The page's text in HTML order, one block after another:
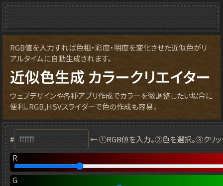
RGB値を入力すれば色相・彩度・明度を変化させた近似色がリ
アルタイムに自動生成されます。
近似色生成 カラークリエイター
ウェブデザインや各種アプリ作成でカラーを微調整したい場合に
便利。RGB,HSVスライダーで色の作成も容易。
#
← ①RGB値を入力。②色を選択。③クリッ
R
G